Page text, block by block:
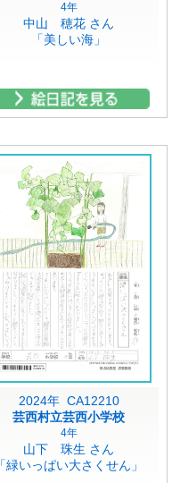
4年
中山 穂花 さん
「美しい海」
2024年 CA12210
芸西村立芸西小学校
4年
山下 珠生 さん
「緑いっぱい大さくせん」